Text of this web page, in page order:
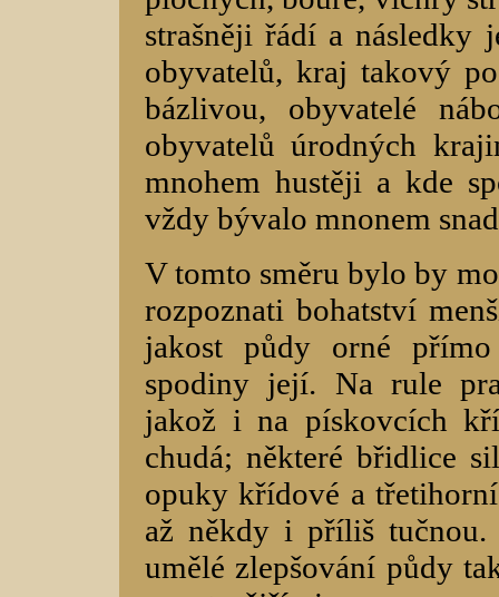
strašněji řádí a následky
obyvatelů, kraj takový
bázlivou, obyvatelé
obyvatelů úrodných
mnohem hustěji a kde
vždy bývalo mnonem
V tomto směru bylo by
rozpoznati bohatství
jakost půdy orné
spodiny její. Na rule
jakož i na pískovcích
chudá; některé břidlice
opuky křídové a
až někdy i příliš tučnou.
umělé zlepšování půdy